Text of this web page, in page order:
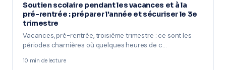
Soutien scolaire pendant les vacances et à la
pré-rentrée : préparer l'année et sécuriser le 3e
trimestre
Vacances, pré-rentrée, troisième trimestre : ce sont les
périodes charnières où quelques heures de c…
10 min de lecture